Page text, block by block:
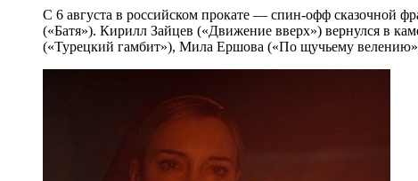
С 6 августа в российском прокате — спин-офф сказочной
(«Батя»). Кирилл Зайцев («Движение вверх») вернулся в
(«Турецкий гамбит»), Мила Ершова («По щучьему